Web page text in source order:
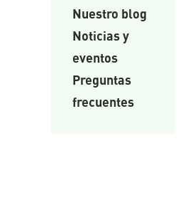
Nuestro blog
Noticias y
eventos
Preguntas
frecuentes